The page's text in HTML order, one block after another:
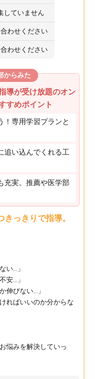
していません
わせください
わせください
からみた
導が受け放題のオン
すめポイント
！専用学習プランと
追い込んでくれる工
充実。推薦や医学部
っきりで指導。
い…」
安…」
伸びない…」
ればいいのか分からな
悩みを解決していっ